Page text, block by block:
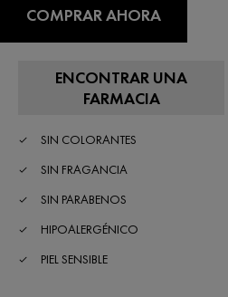
COMPRAR AHORA
ENCONTRAR UNA
FARMACIA
SIN COLORANTES
SIN FRAGANCIA
SIN PARABENOS
HIPOALERGÉNICO
PIEL SENSIBLE